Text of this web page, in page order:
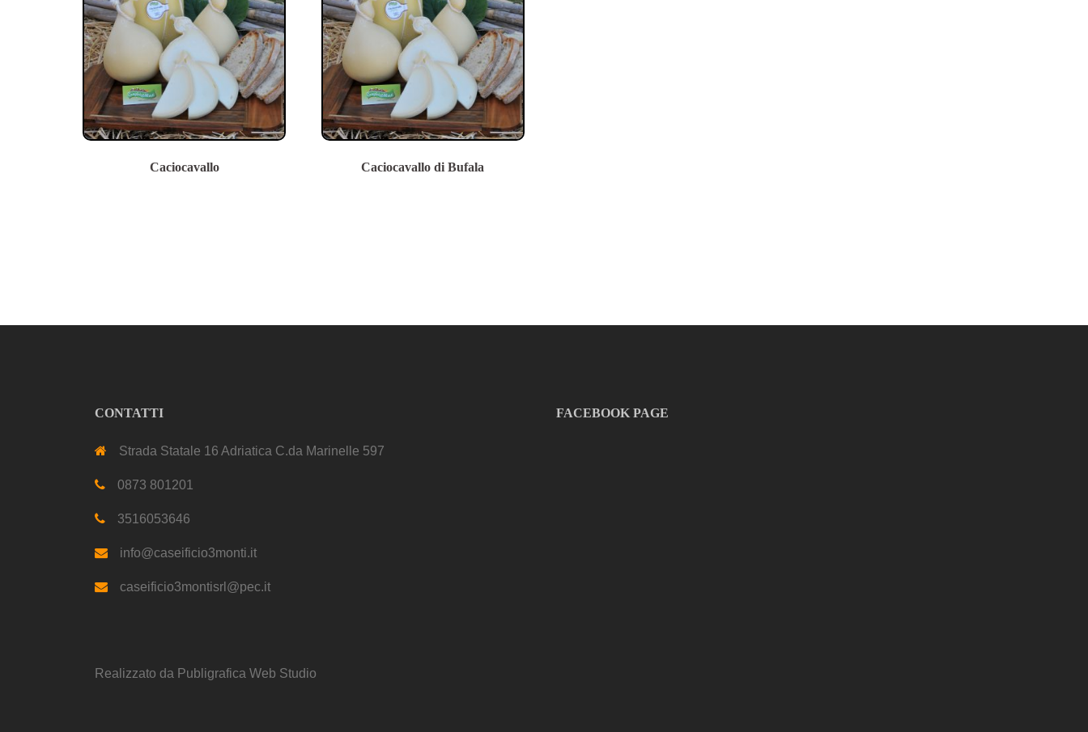
Caciocavallo Caciocavallo di Bufala
CONTATTI
Strada Statale 16 Adriatica C.da Marinelle 597
0873 801201
3516053646
info@caseificio3monti.it
caseificio3montisrl@pec.it
Realizzato da Publigrafica Web Studio
FACEBOOK PAGE